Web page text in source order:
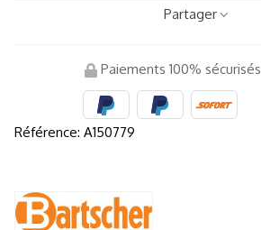
Partager
Paiements 100% sécurisés
Référence: A150779